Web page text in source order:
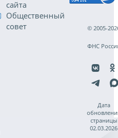
сайта
Общественный
совет
© 2005-
ФНС
Дата
страницы
02.03.2026